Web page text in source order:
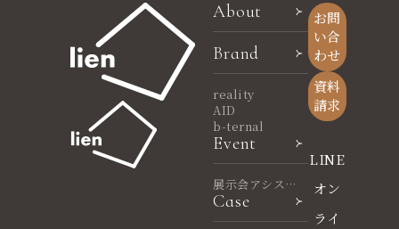
About
Brand
reality
AID
b-ternal
Event
展示会アシスタ
ント
Case
お問
い合
わせ
資料
請求
LINE
オン
ライ